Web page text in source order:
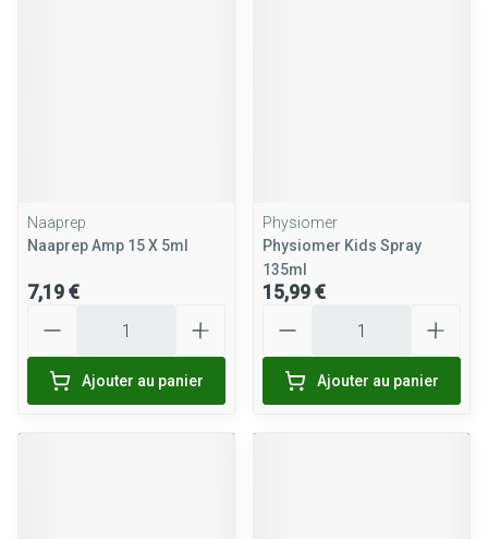
Naaprep
Naaprep Amp 15 X 5ml
7,19 €
Ajouter au panier
Physiomer
Physiomer Kids Spray
135ml
15,99 €
Ajouter au panier